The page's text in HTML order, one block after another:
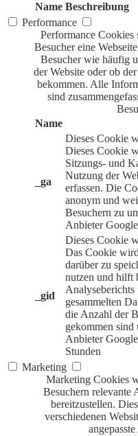
Name Beschreibung
Performance
Performance
Besucher eine
Besucher wie häufig
der Website oder ob
bekommen. Alle
sind
Name
_ga
Dieses Cookie
Dieses Cookie
Sitzungs- und
Nutzung der
erfassen. Die
anonym und
Besuchern zu
Anbieter
_gid
Dieses Cookie
Das Cookie
darüber zu
nutzen und hilft
Analyseberichts
gesammelten
die Anzahl der
gekommen sind
Anbieter
Stunden
Marketing
Marketing Cookies
Besuchern relevante
bereitzustellen.
verschiedenen